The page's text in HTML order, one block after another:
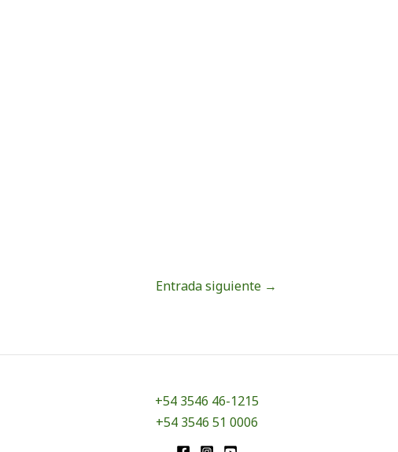
Entrada siguiente →
+54 3546 46-1215
+54 3546 51 0006